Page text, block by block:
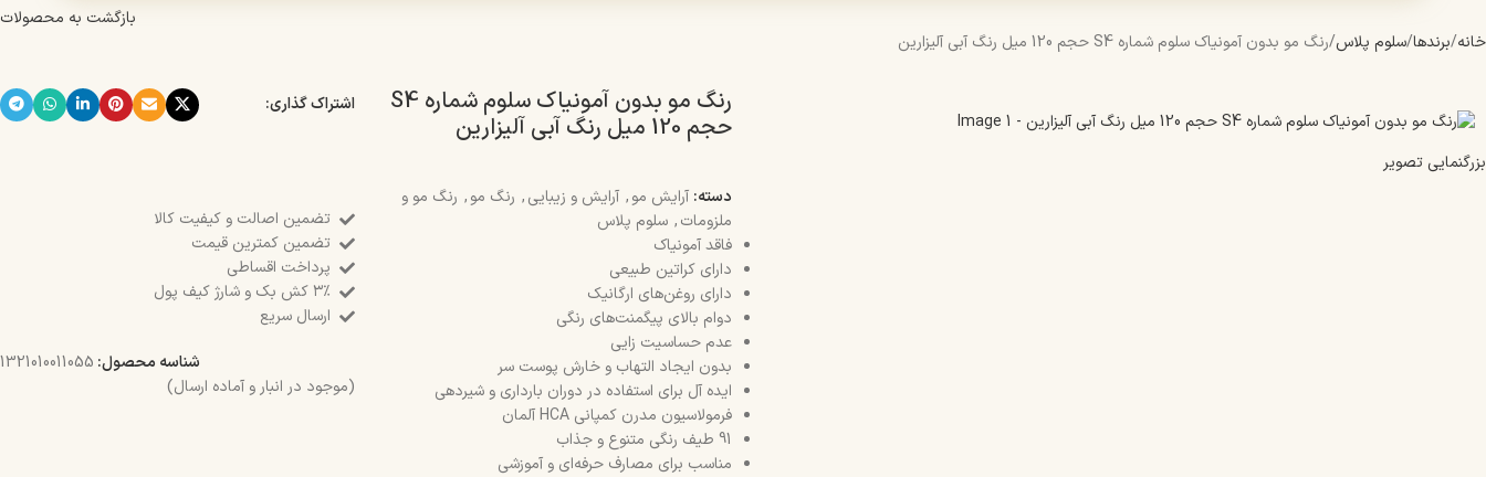
خانه برندها سلوم پلاس رنگ مو بدون آمونیاک سلوم شماره S4 حجم 120 میل رنگ آبی آلیزارین
بازگشت به محصولات
بزرگنمایی تصویر
رنگ مو بدون آمونیاک سلوم شماره S4
حجم 120 میل رنگ آبی آلیزارین
اشتراک گذاری:
دسته: آرایش مو, آرایش و زیبایی, رنگ مو, رنگ مو و
ملزومات, سلوم پلاس
فاقد آمونیاک
دارای کراتین طبیعی
دارای روغن‌های ارگانیک
دوام بالای پیگمنت‌های رنگی
عدم حساسیت زایی
بدون ایجاد التهاب و خارش پوست سر
ایده آل برای استفاده در دوران بارداری و شیردهی
فرمولاسیون مدرن کمپانی HCA آلمان
91 طیف رنگی متنوع و جذاب
مناسب برای مصارف حرفه‌ای و آموزشی
تضمین اصالت و کیفیت کالا
تضمین کمترین قیمت
پرداخت اقساطی
۳٪ کش بک و شارژ کیف پول
ارسال سریع
شناسه محصول: 1321010011055
(موجود در انبار و آماده ارسال)